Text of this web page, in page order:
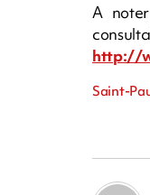
A
http://
Saint-